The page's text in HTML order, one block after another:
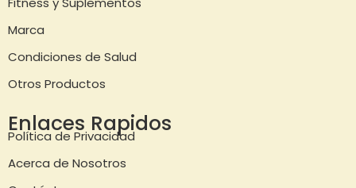
Marca
Condiciones de Salud
Otros Productos
Enlaces Rapidos
Política de Privacidad
Acerca de Nosotros